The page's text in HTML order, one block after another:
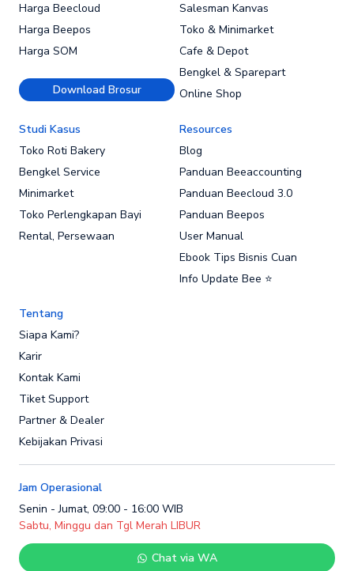
Harga Beecloud
Harga Beepos
Harga SOM
Download Brosur
Salesman Kanvas
Toko & Minimarket
Cafe & Depot
Bengkel & Sparepart
Online Shop
Studi Kasus
Toko Roti Bakery
Bengkel Service
Minimarket
Toko Perlengkapan Bayi
Rental, Persewaan
Resources
Blog
Panduan Beeaccounting
Panduan Beecloud 3.0
Panduan Beepos
User Manual
Ebook Tips Bisnis Cuan
Info Update Bee ⭐
Tentang
Siapa Kami?
Karir
Kontak Kami
Tiket Support
Partner & Dealer
Kebijakan Privasi
Jam Operasional
Senin - Jumat, 09:00 - 16:00 WIB
Sabtu, Minggu dan Tgl Merah LIBUR
Chat via WA